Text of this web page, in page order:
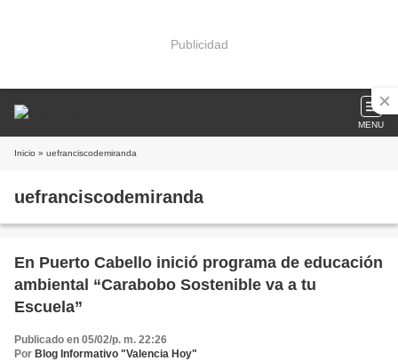
Publicidad
MENU
Inicio » uefranciscodemiranda
uefranciscodemiranda
En Puerto Cabello inició programa de educación
ambiental “Carabobo Sostenible va a tu
Escuela”
Publicado en 05/02/p. m. 22:26
Por Blog Informativo "Valencia Hoy"